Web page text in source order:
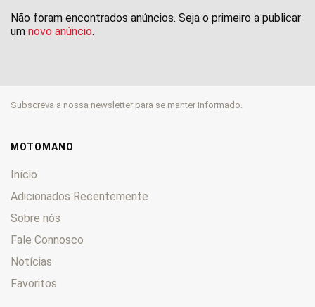
Adiva
BKX 0
K 0
Leoncino
S 0
Scooty
Spring
SS
Não foram encontrados anúncios. Seja o primeiro a publicar
um novo anúncio.
Subscreva a nossa newsletter para se manter informado.
MOTOMANO
Início
Adicionados Recentemente
Sobre nós
Fale Connosco
Notícias
Favoritos